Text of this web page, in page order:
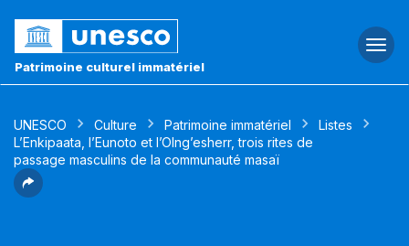
Patrimoine culturel immatériel
UNESCO Culture Patrimoine immatériel
Listes
L’Enkipaata, l’Eunoto et l’Olng’esherr, trois rites de
passage masculins de la communauté masaï